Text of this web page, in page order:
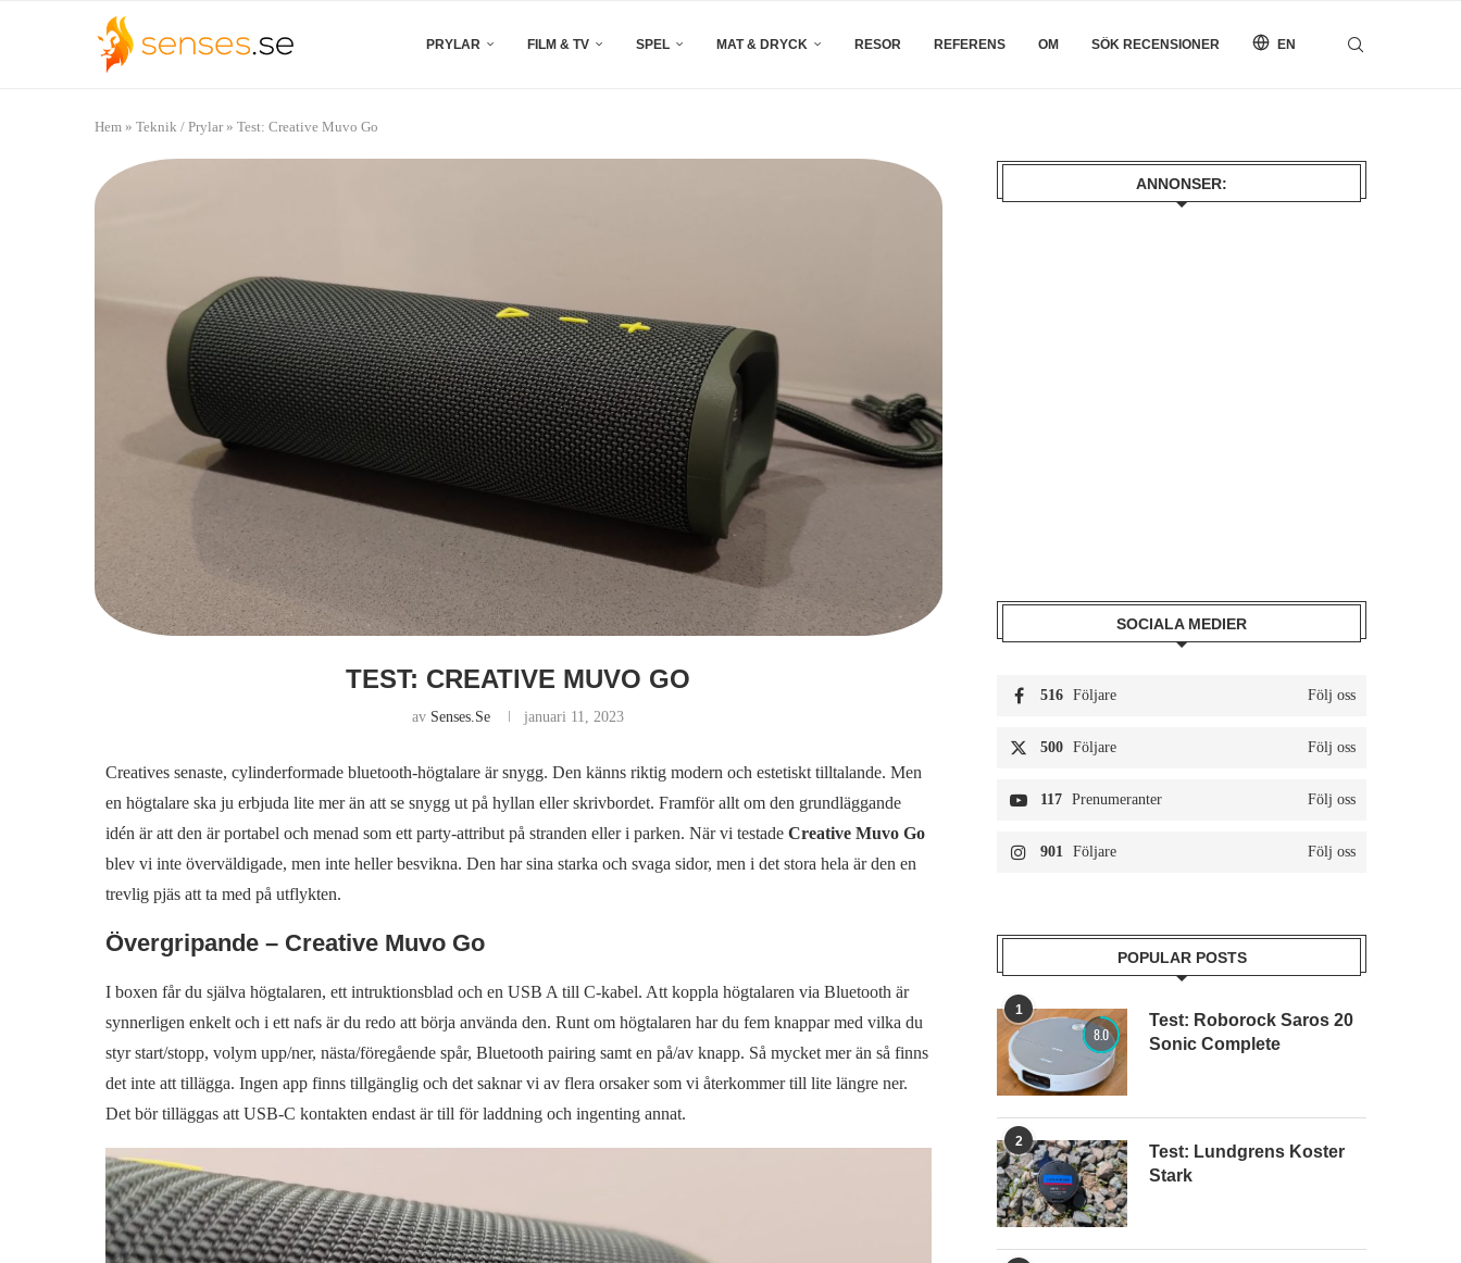
PRYLAR FILM & TV SPEL MAT & DRYCK RESOR REFERENS OM SÖK RECENSIONER EN
Hem » Teknik / Prylar» Test: Creative Muvo Go
TEST: CREATIVE MUVO GO
av Senses.se januari 11, 2023
Creatives senaste, cylinderformade bluetooth-högtalare är snygg. Den känns riktig modern och estetiskt tilltalande. Men
en högtalare ska ju erbjuda lite mer än att se snygg ut på hyllan eller skrivbordet. Framför allt om den grundläggande
idén är att den är portabel och menad som ett party-attribut på stranden eller i parken. När vi testade Creative Muvo Go
blev vi inte överväldigade, men inte heller besvikna. Den har sina starka och svaga sidor, men i det stora hela är den en
trevlig pjäs att ta med på utflykten.
Övergripande – Creative Muvo Go
I boxen får du själva högtalaren, ett intruktionsblad och en USB A till C-kabel. Att koppla högtalaren via Bluetooth är
synnerligen enkelt och i ett nafs är du redo att börja använda den. Runt om högtalaren har du fem knappar med vilka du
styr start/stopp, volym upp/ner, nästa/föregående spår, Bluetooth pairing samt en på/av knapp. Så mycket mer än så finns
det inte att tillägga. Ingen app finns tillgänglig och det saknar vi av flera orsaker som vi återkommer till lite längre ner.
Det bör tilläggas att USB-C kontakten endast är till för laddning och ingenting annat.
ANNONSER:
SOCIALA MEDIER
516 Följare Följ oss
500 Följare Följ oss
117 Prenumeranter Följ oss
901 Följare Följ oss
POPULAR POSTS
1
8.0
Test: Roborock Saros 20
Sonic Complete
2
Test: Lundgrens Koster
Stark